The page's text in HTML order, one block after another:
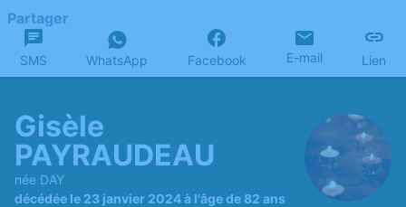
Partager
SMS WhatsApp Facebook E-mail Lien
Gisèle
PAYRAUDEAU
née DAY
décédée le 23 janvier 2024 à l'âge de 82 ans